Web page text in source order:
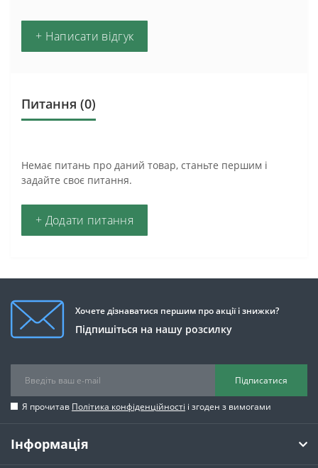
+ Написати відгук
Питання (0)
Немає питань про даний товар, станьте першим і
задайте своє питання.
+ Додати питання
Хочете дізнаватися першим про акції і знижки?
Підпишіться на нашу розсилку
Підписатися
Я прочитав Політика конфіденційності і згоден з вимогами
Інформація